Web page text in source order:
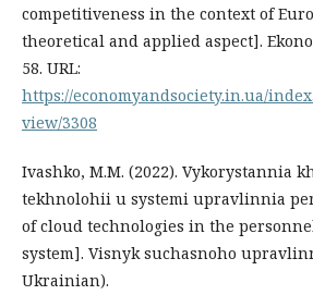
competitiveness in the context of
theoretical and applied aspect].
58. URL:
https://economyandsociety.in.ua/
view/3308
Ivashko, M.M. (2022). Vykorystannia
tekhnolohii u systemi upravlinnia
of cloud technologies in the
system]. Visnyk suchasnoho
Ukrainian).